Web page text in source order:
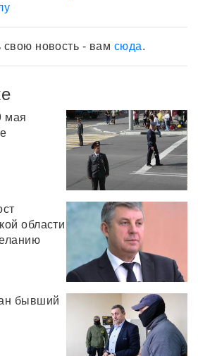
свою новость - вам сюда.
мая
области
бывший